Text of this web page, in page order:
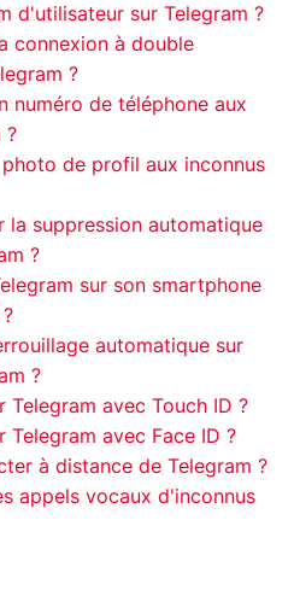
d'utilisateur sur Telegram ?
connexion à double
?
numéro de téléphone aux
?
de profil aux inconnus
la suppression automatique
?
sur son smartphone
automatique sur
?
Telegram avec Touch ID ?
Telegram avec Face ID ?
à distance de Telegram ?
appels vocaux d'inconnus